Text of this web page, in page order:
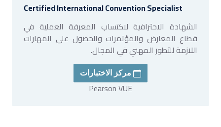
Certified International Convention Specialist
الشهادة الاحترافية لاكتساب المعرفة العملية في
قطاع المعارض والمؤتمرات والحصول على المهارات
اللازمة للتطور المهني في المجال.
مركز الاختبارات
Pearson VUE